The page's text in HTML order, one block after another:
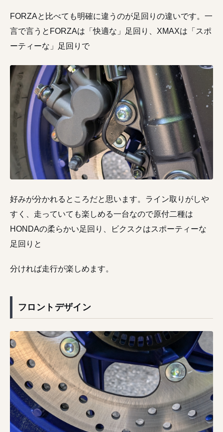
FORZAと比べても明確に違うのが足回りの違いです。一
言で言うとFORZAは「快適な」足回り、XMAXは「スポ
ーティーな」足回りで
好みが分かれるところだと思います。ライン取りがしや
すく、走っていても楽しめる一台なので原付二種は
HONDAの柔らかい足回り、ビクスクはスポーティーな
足回りと
分ければ走行が楽しめます。
フロントデザイン